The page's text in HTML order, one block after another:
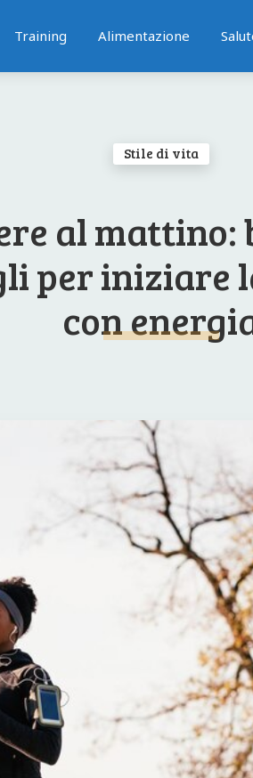
Training Alimentazione
Stile di vita
al mattino:
per iniziare
con